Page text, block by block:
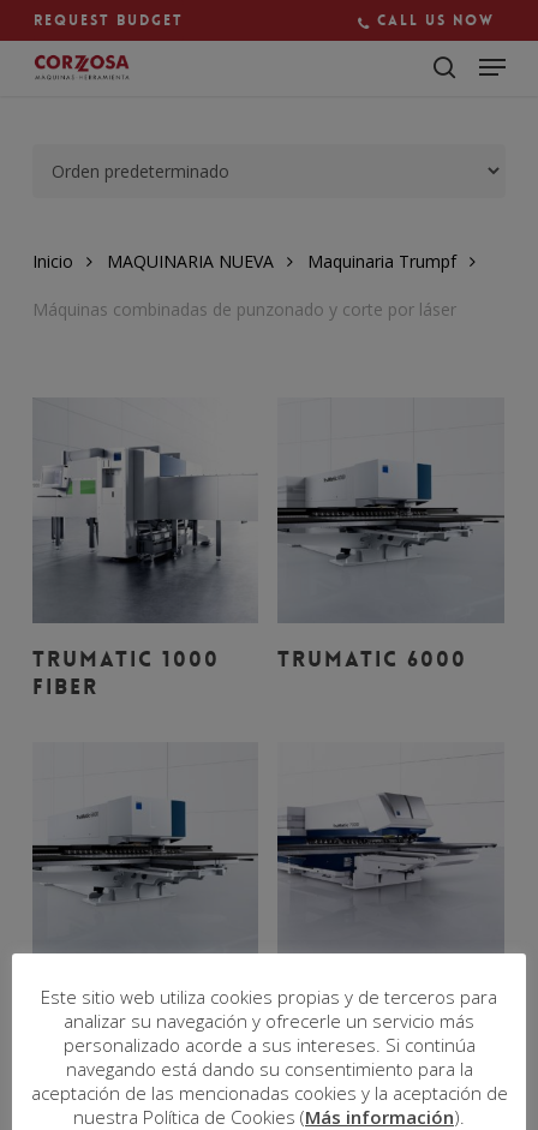
main
content
Request budget Call us now
Inicio MAQUINARIA NUEVA Maquinaria Trumpf
Máquinas combinadas de punzonado y corte por láser
Leer Más
TRUMATIC 1000
FIBER
Leer Más
TRUMATIC 6000
Leer Más
TRUMATIC 6000
FIBER
Leer Más
TRUMATIC 7000
Close
Este sitio web utiliza cookies propias y de terceros para
analizar su navegación y ofrecerle un servicio más
personalizado acorde a sus intereses. Si continúa
navegando está dando su consentimiento para la
aceptación de las mencionadas cookies y la aceptación de
nuestra Política de Cookies (Más información).